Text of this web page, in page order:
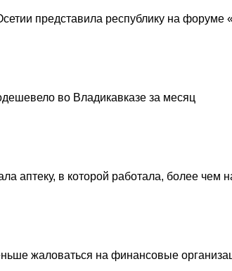
представила республику на форуме
во Владикавказе за месяц
аптеку, в которой работала, более чем
жаловаться на финансовые